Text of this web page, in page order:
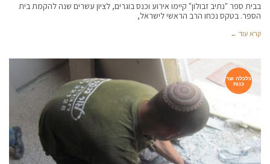
בבית ספר "נתיב זבולון" קיימו אירוע וכנס בוגרים, לציון עשרים שנה להקמת בית
הספר. בטקס נכחו הרב הראשי לישראל,
קרא עוד ←
כלכלה וצר
כנות